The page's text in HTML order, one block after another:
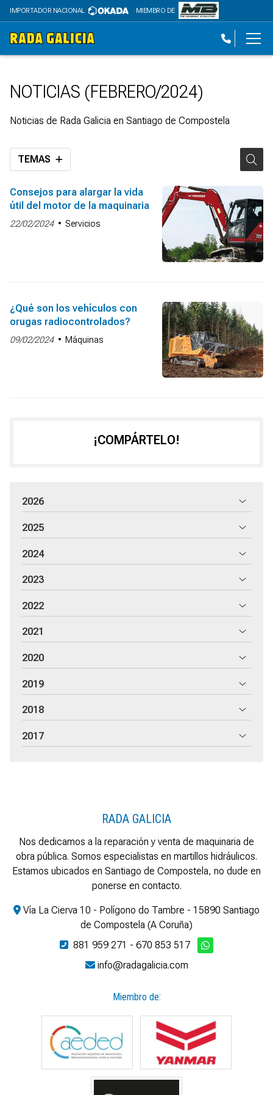
IMPORTADOR NACIONAL MIEMBRO DE
NOTICIAS (FEBRERO/2024)
Noticias de Rada Galicia en Santiago de Compostela
TEMAS
Consejos para alargar la vida
útil del motor de la maquinaria
22/02/2024 Servicios
¿Qué son los vehículos con
orugas radiocontrolados?
09/02/2024 Máquinas
¡COMPÁRTELO!
2026
2025
2024
2023
2022
2021
2020
2019
2018
2017
RADA GALICIA
Nos dedicamos a la reparación y venta de maquinaria de
obra pública. Somos especialistas en martillos hidráulicos.
Estamos ubicados en Santiago de Compostela, no dude en
ponerse en contacto.
Vía La Cierva 10 - Polígono do Tambre - 15890 Santiago
de Compostela (A Coruña)
881 959 271 - 670 853 517
info@radagalicia.com
Miembro de: